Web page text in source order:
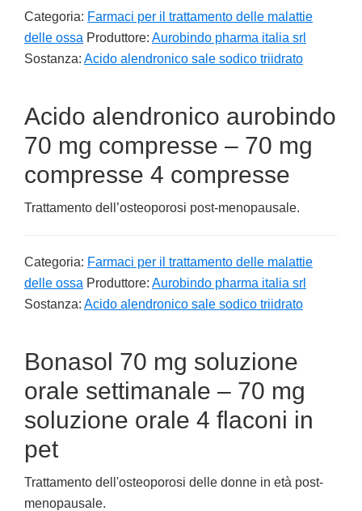
Categoria: Farmaci per il trattamento delle malattie
delle ossa Produttore: Aurobindo pharma italia srl
Sostanza: Acido alendronico sale sodico triidrato
Acido alendronico aurobindo
70 mg compresse – 70 mg
compresse 4 compresse
Trattamento dell’osteoporosi post-menopausale.
Categoria: Farmaci per il trattamento delle malattie
delle ossa Produttore: Aurobindo pharma italia srl
Sostanza: Acido alendronico sale sodico triidrato
Bonasol 70 mg soluzione
orale settimanale – 70 mg
soluzione orale 4 flaconi in
pet
Trattamento dell'osteoporosi delle donne in età post-
menopausale.